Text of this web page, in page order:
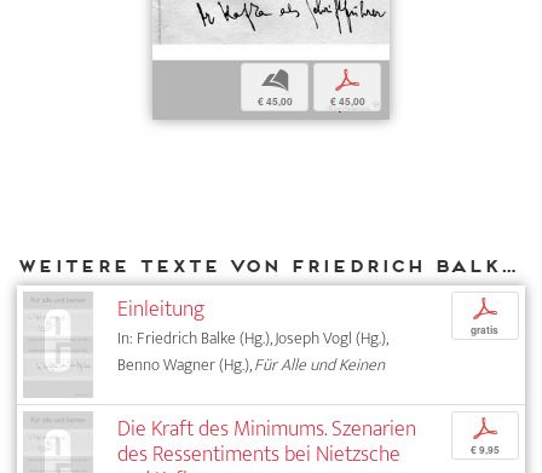
b
€ 45,00
p
€ 45,00
Weitere Texte von Friedrich Balke bei DIAPHANES
Einleitung
In: Friedrich Balke (Hg.), Joseph Vogl (Hg.),
Benno Wagner (Hg.),Für Alle und Keinen
p
gratis
Die Kraft des Minimums. Szenarien
des Ressentiments bei Nietzsche
p
€ 9,95